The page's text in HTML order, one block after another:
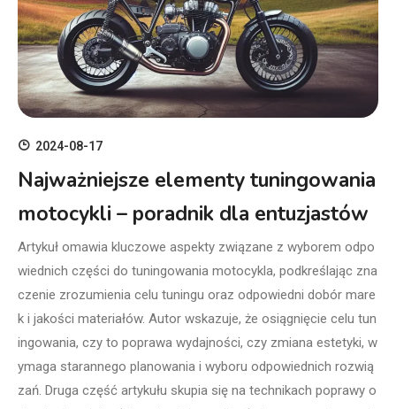
2024-08-17
Najważniejsze elementy tuningowania
motocykli – poradnik dla entuzjastów
Artykuł omawia kluczowe aspekty związane z wyborem odpo
wiednich części do tuningowania motocykla, podkreślając zna
czenie zrozumienia celu tuningu oraz odpowiedni dobór mare
k i jakości materiałów. Autor wskazuje, że osiągnięcie celu tun
ingowania, czy to poprawa wydajności, czy zmiana estetyki, w
ymaga starannego planowania i wyboru odpowiednich rozwią
zań. Druga część artykułu skupia się na technikach poprawy o